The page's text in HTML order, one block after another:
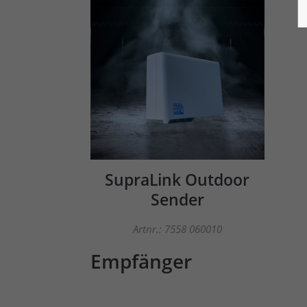
SupraLink Outdoor
Sender
Artnr.: 7558 060010
Empfänger